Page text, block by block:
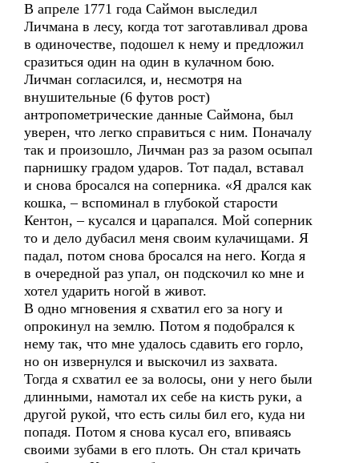
В апреле 1771 года Саймон выследил
Личмана в лесу, когда тот заготавливал дрова
в одиночестве, подошел к нему и предложил
сразиться один на один в кулачном бою.
Личман согласился, и, несмотря на
внушительные (6 футов рост)
антропометрические данные Саймона, был
уверен, что легко справиться с ним. Поначалу
так и произошло, Личман раз за разом осыпал
парнишку градом ударов. Тот падал, вставал
и снова бросался на соперника. «Я дрался как
кошка, – вспоминал в глубокой старости
Кентон, – кусался и царапался. Мой соперник
то и дело дубасил меня своим кулачищами. Я
падал, потом снова бросался на него. Когда я
в очередной раз упал, он подскочил ко мне и
хотел ударить ногой в живот.
В одно мгновения я схватил его за ногу и
опрокинул на землю. Потом я подобрался к
нему так, что мне удалось сдавить его горло,
но он извернулся и выскочил из захвата.
Тогда я схватил ее за волосы, они у него были
длинными, намотал их себе на кисть руки, а
другой рукой, что есть силы бил его, куда ни
попадя. Потом я снова кусал его, впиваясь
своими зубами в его плоть. Он стал кричать